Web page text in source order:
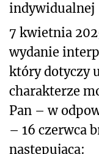
indywidualnej
7 kwietnia
wydanie
który dotyczy
charakterze
Pan – w
– 16 czerwca
następująca: